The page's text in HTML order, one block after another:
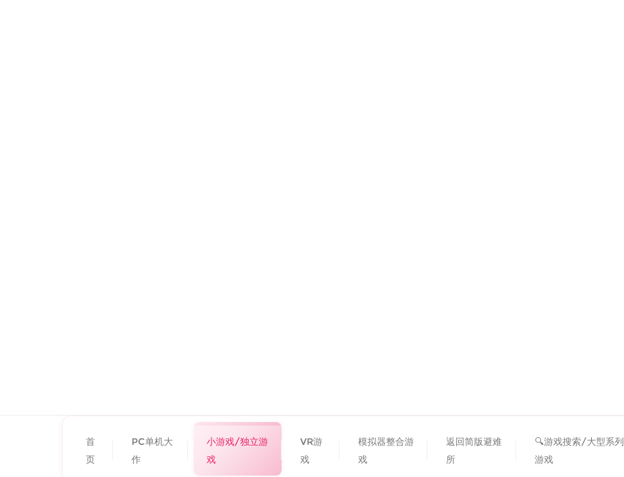
首
页
PC单机大
作
小游戏/独立游
戏
VR游
戏
模拟器整合游
戏
返回简版避难
所
🔍游戏搜索/大型系列
游戏